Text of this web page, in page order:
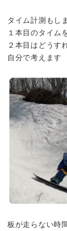
タイム計測もし
１本目のタイム
２本目はどうす
自分で考えます
板が走らない時